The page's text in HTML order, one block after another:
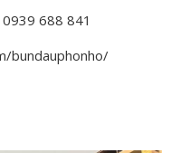
688 841
bundauphonho/